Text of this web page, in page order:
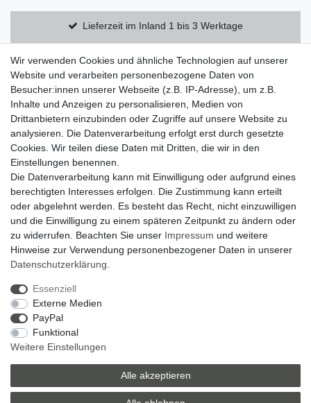
Lieferzeit im Inland 1 bis 3 Werktage
Kostenloser Versand innerhalb Deutschlands
14 Tage Rückgaberecht
Zahlung und Versand
Widerrufsrecht
Widerrufsformular
Datenschutzerklärung
AGB
Impressum
Zebra-Bau
06078 / 9675880
verkauf@zebra-bau.de
Montag - Freitag, 08:00 - 12:00
Wir verwenden Cookies und ähnliche Technologien auf unserer
Website und verarbeiten personenbezogene Daten von
Besucher:innen unserer Webseite (z.B. IP-Adresse), um z.B.
Inhalte und Anzeigen zu personalisieren, Medien von
Drittanbietern einzubinden oder Zugriffe auf unsere Website zu
analysieren. Die Datenverarbeitung erfolgt erst durch gesetzte
Cookies. Wir teilen diese Daten mit Dritten, die wir in den
Einstellungen benennen.
Die Datenverarbeitung kann mit Einwilligung oder aufgrund eines
berechtigten Interesses erfolgen. Die Zustimmung kann erteilt
oder abgelehnt werden. Es besteht das Recht, nicht einzuwilligen
und die Einwilligung zu einem späteren Zeitpunkt zu ändern oder
zu widerrufen. Beachten Sie unser Impressum und weitere
Hinweise zur Verwendung personenbezogener Daten in unserer
Daten­schutz­erklärung
Essenziell
Externe Medien
PayPal
Funktional
Weitere Einstellungen
Alle akzeptieren